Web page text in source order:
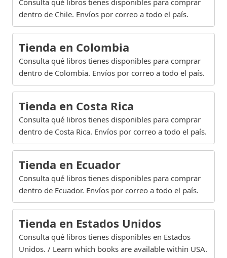
Consulta qué libros tienes disponibles para comprar
dentro de Chile. Envíos por correo a todo el país.
Tienda en Colombia
Consulta qué libros tienes disponibles para comprar
dentro de Colombia. Envíos por correo a todo el país.
Tienda en Costa Rica
Consulta qué libros tienes disponibles para comprar
dentro de Costa Rica. Envíos por correo a todo el país.
Tienda en Ecuador
Consulta qué libros tienes disponibles para comprar
dentro de Ecuador. Envíos por correo a todo el país.
Tienda en Estados Unidos
Consulta qué libros tienes disponibles en Estados
Unidos. / Learn which books are available within USA.